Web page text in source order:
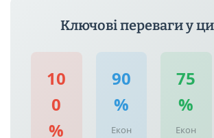
Ключові переваги у
10
0
%
90
%
Екон
75
%
Екон